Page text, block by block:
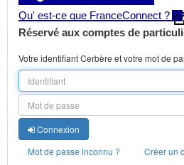
Qu' est-ce que FranceConnect ?
Réservé aux comptes de
Votre identifiant Cerbère et votre mot de
Connexion
Mot de passe inconnu ?
Créer un